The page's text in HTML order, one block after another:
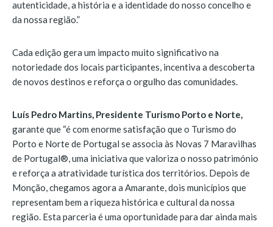
autenticidade, a história e a identidade do nosso concelho e
da nossa região.”
Cada edição gera um impacto muito significativo na
notoriedade dos locais participantes, incentiva a descoberta
de novos destinos e reforça o orgulho das comunidades.
Luís Pedro Martins, Presidente Turismo Porto e Norte,
garante que “é com enorme satisfação que o Turismo do
Porto e Norte de Portugal se associa às Novas 7 Maravilhas
de Portugal®, uma iniciativa que valoriza o nosso património
e reforça a atratividade turística dos territórios. Depois de
Monção, chegamos agora a Amarante, dois municípios que
representam bem a riqueza histórica e cultural da nossa
região. Esta parceria é uma oportunidade para dar ainda mais